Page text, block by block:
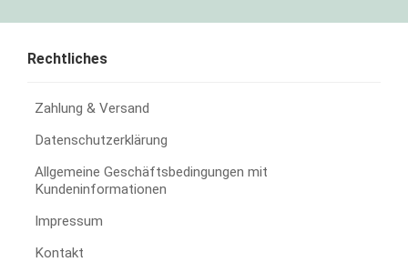
Rechtliches
Zahlung & Versand
Datenschutzerklärung
Allgemeine Geschäftsbedingungen mit
Kundeninformationen
Impressum
Kontakt